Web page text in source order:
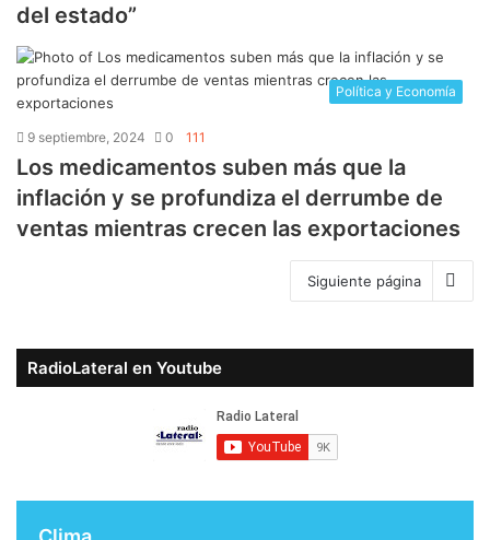
del estado”
Política y Economía
9 septiembre, 2024 0 111
Los medicamentos suben más que la
inflación y se profundiza el derrumbe de
ventas mientras crecen las exportaciones
Siguiente página
RadioLateral en Youtube